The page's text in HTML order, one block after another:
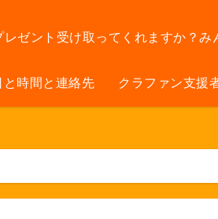
レゼント受け取ってくれますか？
と時間と連絡先 クラファン支援